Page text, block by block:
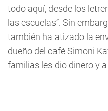
todo aquí, desde los
las escuelas”. Sin
también ha atizado la
dueño del café Simoni
familias les dio dinero y